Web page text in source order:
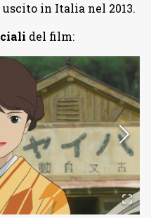
in Italia nel 2013.
del film: